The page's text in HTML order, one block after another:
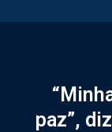
paz”,